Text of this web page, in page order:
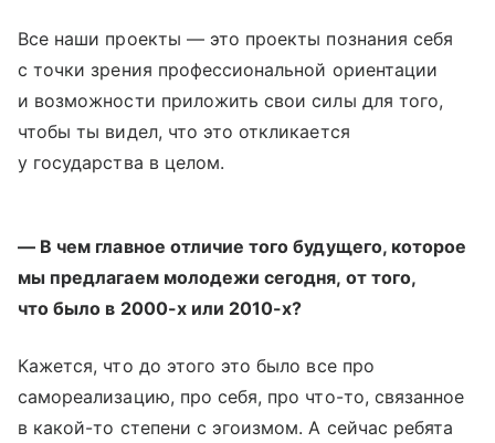
Все наши проекты — это проекты познания себя
с точки зрения профессиональной ориентации
и возможности приложить свои силы для того,
чтобы ты видел, что это откликается
у государства в целом.
— В чем главное отличие того будущего, которое
мы предлагаем молодежи сегодня, от того,
что было в 2000-х или 2010-х?
Кажется, что до этого это было все про
самореализацию, про себя, про что-то, связанное
в какой-то степени с эгоизмом. А сейчас ребята